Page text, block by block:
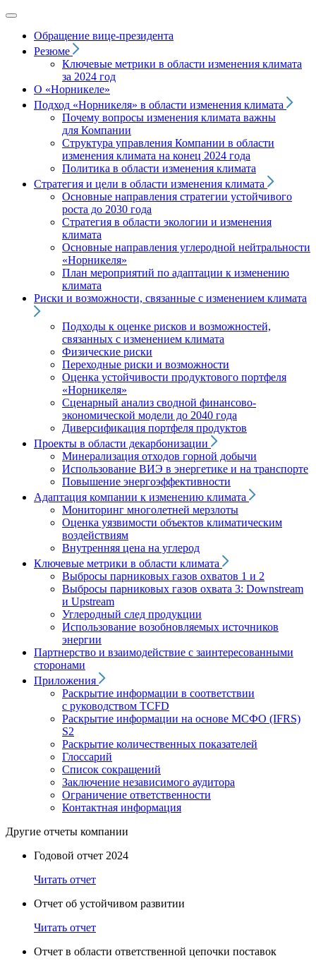
Обращение вице‑президента
Резюме
Ключевые метрики в области изменения климата
за 2024 год
О «Норникеле»
Подход «Норникеля» в области изменения климата
Почему вопросы изменения климата важны
для Компании
Структура управления Компании в области
изменения климата на конец 2024 года
Политика в области изменения климата
Стратегия и цели в области изменения климата
Основные направления стратегии устойчивого
роста до 2030 года
Стратегия в области экологии и изменения
климата
Основные направления углеродной нейтральности
«Норникеля»
План мероприятий по адаптации к изменению
климата
Риски и возможности, связанные с изменением климата
Подходы к оценке рисков и возможностей,
связанных с изменением климата
Физические риски
Переходные риски и возможности
Оценка устойчивости продуктового портфеля
«Норникеля»
Сценарный анализ сводной финансово-
экономической модели до 2040 года
Диверсификация портфеля продуктов
Проекты в области декарбонизации
Минерализация отходов горной добычи
Использование ВИЭ в энергетике и на транспорте
Повышение энергоэффективности
Адаптация компании к изменению климата
Мониторинг многолетней мерзлоты
Оценка уязвимости объектов климатическим
воздействиям
Внутренняя цена на углерод
Ключевые метрики в области климата
Выбросы парниковых газов охватов 1 и 2
Выбросы парниковых газов охвата 3: Downstream
и Upstream
Углеродный след продукции
Использование возобновляемых источников
энергии
Партнерство и взаимодействие с заинтересованными
сторонами
Приложения
Раскрытие информации в соответствии
с руководством TCFD
Раскрытие информации на основе МСФО (IFRS)
S2
Раскрытие количественных показателей
Глоссарий
Список сокращений
Заключение независимого аудитора
Ограничение ответственности
Контактная информация
Другие отчеты компании
Годовой отчет 2024
Читать отчет
Отчет об устойчивом развитии
Читать отчет
Отчет в области ответственной цепочки поставок